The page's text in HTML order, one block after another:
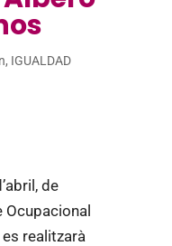
, IGUALDAD
de
Ocupacional
realitzarà